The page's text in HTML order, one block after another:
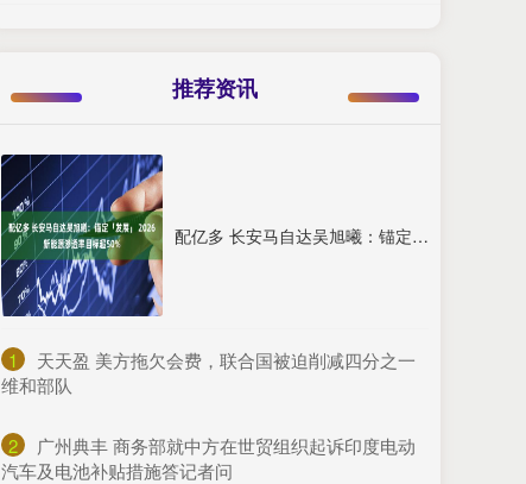
推荐资讯
配亿多 长安马自达吴旭曦：锚定「发展」 2026新能源渗透率目标超50%
1
​天天盈 美方拖欠会费，联合国被迫削减四分之一
维和部队
2
​广州典丰 商务部就中方在世贸组织起诉印度电动
汽车及电池补贴措施答记者问